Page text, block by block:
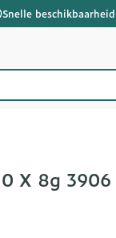
Snelle beschikbaarheid
X 8g 3906